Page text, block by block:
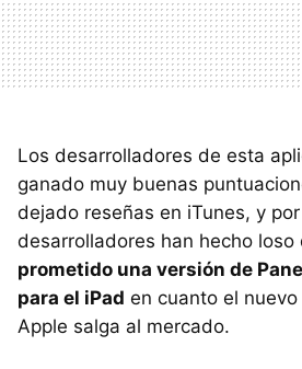
Los desarrolladores de esta
ganado muy buenas
dejado reseñas en iTunes, y
desarrolladores han hecho loso
prometido una versión de
para el iPad en cuanto el
Apple salga al mercado.